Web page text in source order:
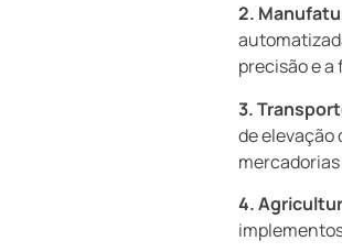
2.
precisão e
3.
de elevação
4.